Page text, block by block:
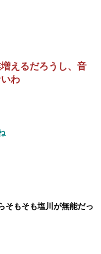
えるだろうし、音
わ
そもそも塩川が無能だっ